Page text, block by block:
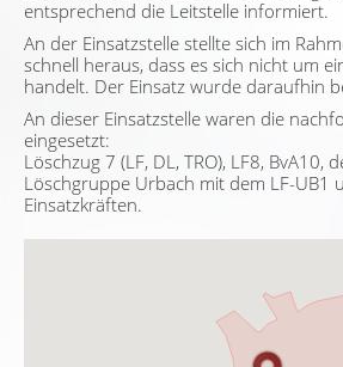
entsprechend die Leitstelle informiert.
An der Einsatzstelle stellte sich im
schnell heraus, dass es sich nicht um
handelt. Der Einsatz wurde daraufhin
An dieser Einsatzstelle waren die
eingesetzt:
Löschzug 7 (LF, DL, TRO), LF8, BvA10,
Löschgruppe Urbach mit dem LF-UB1
Einsatzkräften.